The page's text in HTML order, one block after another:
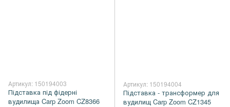
Артикул: 150194003
Підставка під фідерні
вудилища Carp Zoom CZ8366
Артикул: 150194004
Підставка - трансформер для
вудилищ Carp Zoom CZ1345